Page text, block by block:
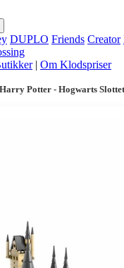
DUPLO Friends Creator
| Om Klodspriser
Potter - Hogwarts